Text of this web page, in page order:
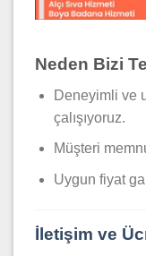
Neden Bizi
Deneyimli ve
çalışıyoruz.
Müşteri
Uygun fiyat
İletişim ve